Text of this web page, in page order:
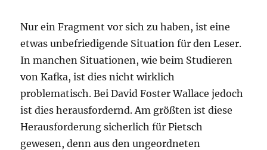
Nur ein Fragment vor sich zu haben, ist eine
etwas unbefriedigende Situation für den Leser.
In manchen Situationen, wie beim Studieren
von Kafka, ist dies nicht wirklich
problematisch. Bei David Foster Wallace jedoch
ist dies herausfordernd. Am größten ist diese
Herausforderung sicherlich für Pietsch
gewesen, denn aus den ungeordneten